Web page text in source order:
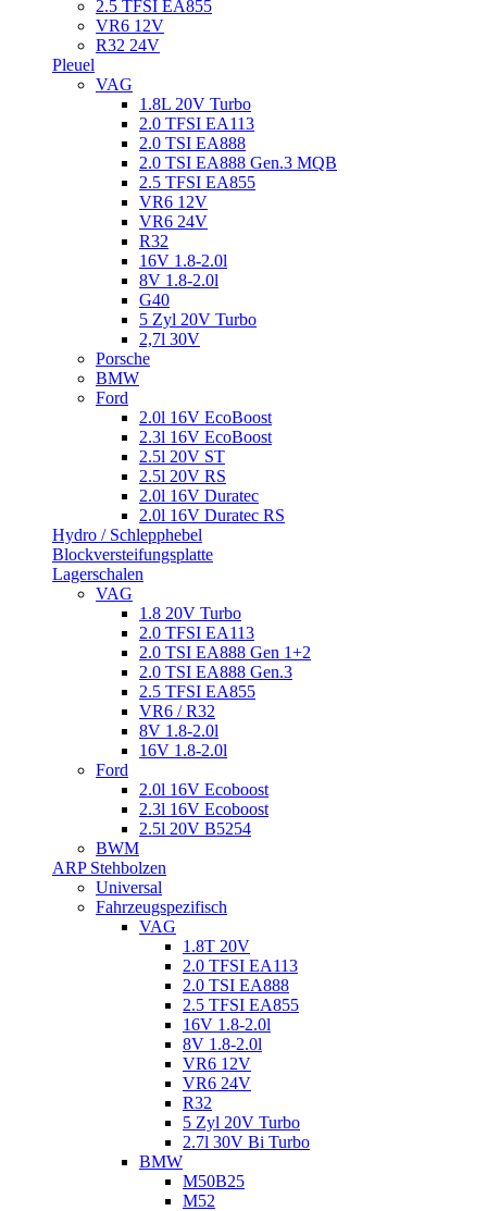
2.5 TFSI EA855
VR6 12V
R32 24V
Pleuel
VAG
1.8L 20V Turbo
2.0 TFSI EA113
2.0 TSI EA888
2.0 TSI EA888 Gen.3 MQB
2.5 TFSI EA855
VR6 12V
VR6 24V
R32
16V 1.8-2.0l
8V 1.8-2.0l
G40
5 Zyl 20V Turbo
2,7l 30V
Porsche
BMW
Ford
2.0l 16V EcoBoost
2.3l 16V EcoBoost
2.5l 20V ST
2.5l 20V RS
2.0l 16V Duratec
2.0l 16V Duratec RS
Hydro / Schlepphebel
Blockversteifungsplatte
Lagerschalen
VAG
1.8 20V Turbo
2.0 TFSI EA113
2.0 TSI EA888 Gen 1+2
2.0 TSI EA888 Gen.3
2.5 TFSI EA855
VR6 / R32
8V 1.8-2.0l
16V 1.8-2.0l
Ford
2.0l 16V Ecoboost
2.3l 16V Ecoboost
2.5l 20V B5254
BWM
ARP Stehbolzen
Universal
Fahrzeugspezifisch
VAG
1.8T 20V
2.0 TFSI EA113
2.0 TSI EA888
2.5 TFSI EA855
16V 1.8-2.0l
8V 1.8-2.0l
VR6 12V
VR6 24V
R32
5 Zyl 20V Turbo
2.7l 30V Bi Turbo
BMW
M50B25
M52